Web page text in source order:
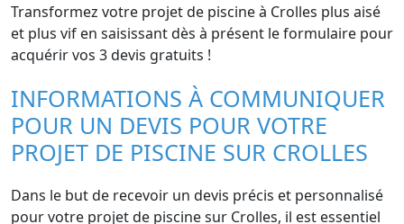
Transformez votre projet de piscine à Crolles plus aisé
et plus vif en saisissant dès à présent le formulaire pour
acquérir vos 3 devis gratuits !
INFORMATIONS À COMMUNIQUER
POUR UN DEVIS POUR VOTRE
PROJET DE PISCINE SUR CROLLES
Dans le but de recevoir un devis précis et personnalisé
pour votre projet de piscine sur Crolles, il est essentiel